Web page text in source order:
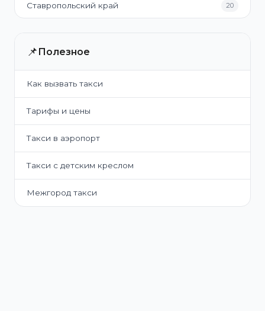
Ставропольский край 20
📌 Полезное
Как вызвать такси
Тарифы и цены
Такси в аэропорт
Такси с детским креслом
Межгород такси